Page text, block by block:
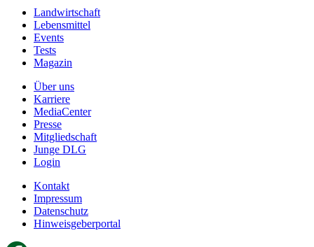
Landwirtschaft
Lebensmittel
Events
Tests
Magazin
Über uns
Karriere
MediaCenter
Presse
Mitgliedschaft
Junge DLG
Login
Kontakt
Impressum
Datenschutz
Hinweisgeberportal